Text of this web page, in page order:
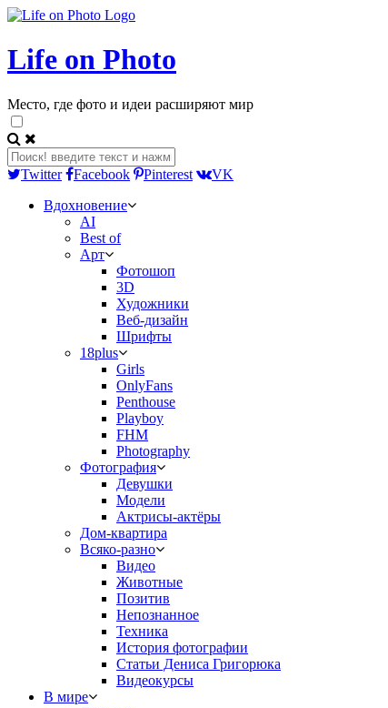
Life on Photo
Место, где фото и идеи расширяют мир
Twitter Facebook Pinterest
VK
Вдохновение
AI
Best of
Арт
Фотошоп
3D
Художники
Веб-дизайн
Шрифты
18plus
Girls
OnlyFans
Penthouse
Playboy
FHM
Photography
Фотография
Девушки
Модели
Актрисы-актёры
Дом-квартира
Всяко-разно
Видео
Животные
Позитив
Непознанное
Техника
История фотографии
Статьи Дениса Григорюка
Видеокурсы
В мире